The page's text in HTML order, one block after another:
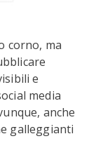
corno, ma
e
media
anche
galleggianti